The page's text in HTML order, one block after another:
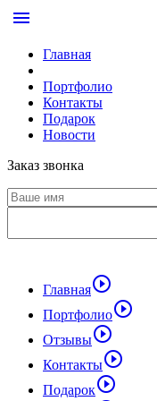
menu
Главная
Портфолио
Контакты
Подарок
Новости
Заказ звонка
Главнаяplay_circle_outline
Портфолиоplay_circle_outline
Отзывыplay_circle_outline
Контактыplay_circle_outline
Подарокplay_circle_outline